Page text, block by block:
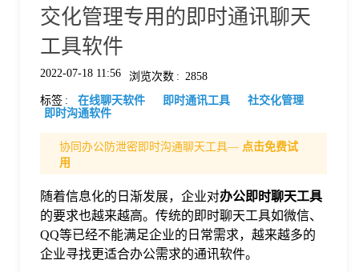
价
格
交化管理专用的即时通讯聊天
工具软件
2022-07-18 11:56 浏览次数 : 2858
标签 : 在线聊天软件 即时通讯工具
社交化管理
即时沟通软件
协同办公防泄密即时沟通聊天工具— 点击免费试
用
随着信息化的日渐发展，企业对办公即时聊天工具
的要求也越来越高。传统的即时聊天工具如微信、
QQ等已经不能满足企业的日常需求，越来越多的
企业寻找更适合办公需求的通讯软件。